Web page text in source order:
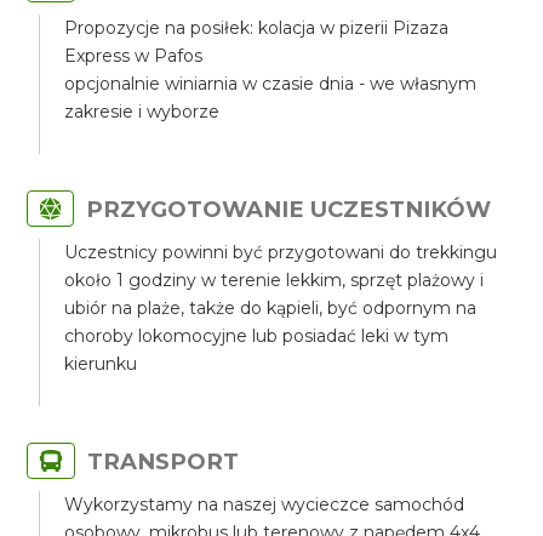
Propozycje na posiłek: kolacja w pizerii Pizaza
Express w Pafos
opcjonalnie winiarnia w czasie dnia - we własnym
zakresie i wyborze
PRZYGOTOWANIE UCZESTNIKÓW
Uczestnicy powinni być przygotowani do trekkingu
około 1 godziny w terenie lekkim, sprzęt plażowy i
ubiór na plaże, także do kąpieli, być odpornym na
choroby lokomocyjne lub posiadać leki w tym
kierunku
TRANSPORT
Wykorzystamy na naszej wycieczce samochód